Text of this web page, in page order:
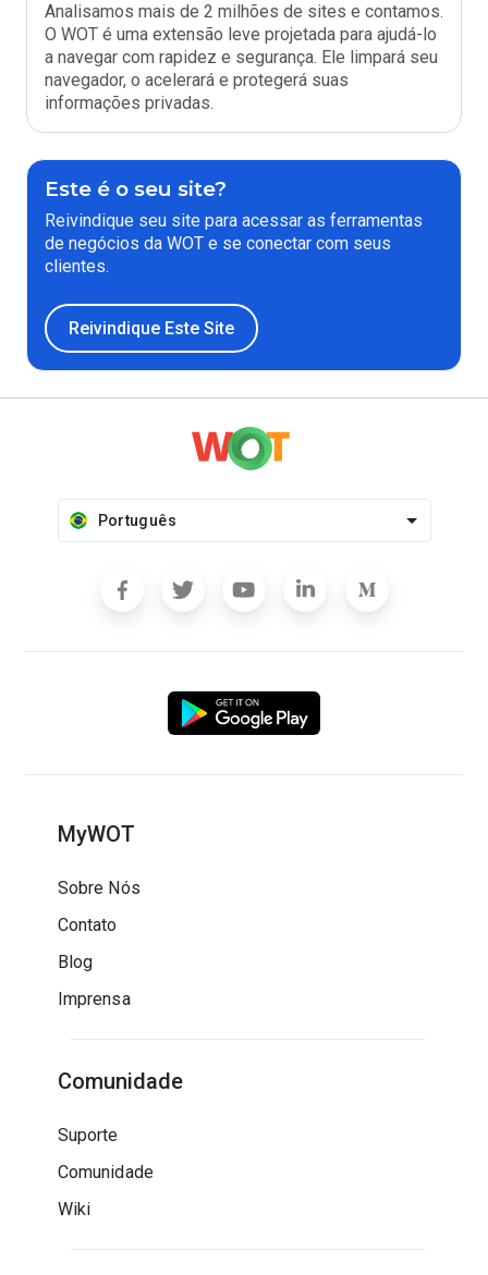
Analisamos mais de 2 milhões de sites e contamos.
O WOT é uma extensão leve projetada para ajudá-lo
a navegar com rapidez e segurança. Ele limpará seu
navegador, o acelerará e protegerá suas
informações privadas.
Este é o seu site?
Reivindique seu site para acessar as ferramentas
de negócios da WOT e se conectar com seus
clientes.
Reivindique Este Site
Português
MyWOT
Sobre Nós
Contato
Blog
Imprensa
Comunidade
Suporte
Comunidade
Wiki